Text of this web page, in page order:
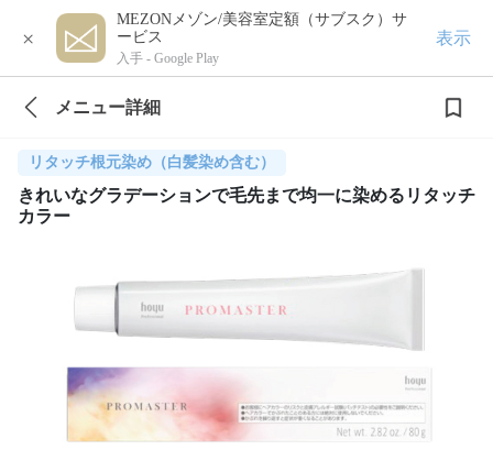
×
MEZONメゾン/美容室定額（サブスク）サ
ービス
入手 - Google Play
表示
メニュー詳細
リタッチ根元染め（白髪染め含む）
きれいなグラデーションで毛先まで均一に染めるリタッチ
カラー